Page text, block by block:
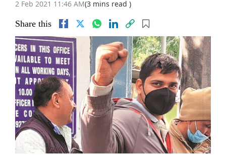
2 Feb 2021 11:46 AM(3 mins read )
Share this